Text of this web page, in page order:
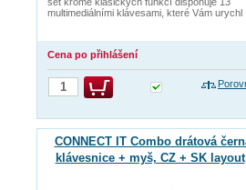
multimediálními klávesami, které Vám urychl
Cena po přihlášení
CONNECT IT Combo drátová
klávesnice + myš, CZ + SK layout